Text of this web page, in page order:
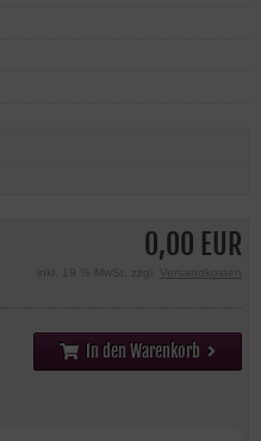
0,00 EUR
inkl. 19 % MwSt. zzgl. Versandkosten
In den Warenkorb